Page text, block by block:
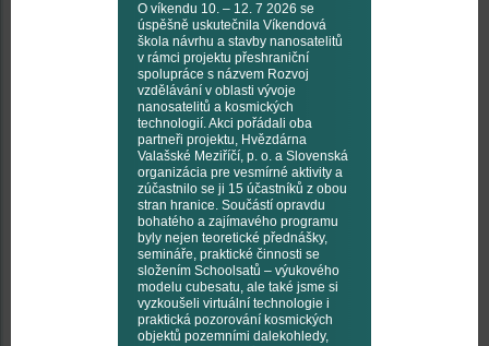
O víkendu 10. – 12. 7 2026 se
úspěšně uskutečnila Víkendová
škola návrhu a stavby nanosatelitů
v rámci projektu přeshraniční
spolupráce s názvem Rozvoj
vzdělávání v oblasti vývoje
nanosatelitů a kosmických
technologií. Akci pořádali oba
partneři projektu, Hvězdárna
Valašské Meziříčí, p. o. a Slovenská
organizácia pre vesmírné aktivity a
zúčastnilo se ji 15 účastníků z obou
stran hranice. Součástí opravdu
bohatého a zajímavého programu
byly nejen teoretické přednášky,
semináře, praktické činnosti se
složením Schoolsatů – výukového
modelu cubesatu, ale také jsme si
vyzkoušeli virtuální technologie i
praktická pozorování kosmických
objektů pozemními dalekohledy,